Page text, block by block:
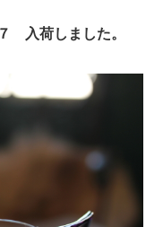
入荷しました。